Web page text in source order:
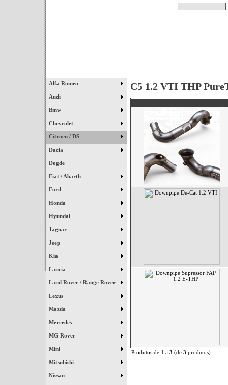
Alfa Romeo
Audi
Bmw
Chevrolet
Citroen / DS
Dacia
Dogde
Fiat / Abarth
Ford
Honda
Hyundai
Jaguar
Jeep
Kia
Lancia
Land Rover / Range Rover
Lexus
Mazda
Mercedes
MG Rover
Mini
Mitsubishi
Nissan
C5 1.2 VTI THP
Produtos de 1 a 3 (de 3 produtos)